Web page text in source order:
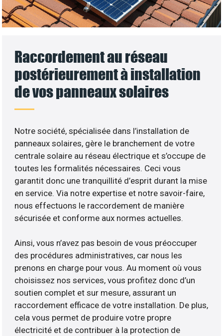
Raccordement au réseau
postérieurement à installation
de vos panneaux solaires
Notre société, spécialisée dans l’installation de
panneaux solaires, gère le branchement de votre
centrale solaire au réseau électrique et s’occupe de
toutes les formalités nécessaires. Ceci vous
garantit donc une tranquillité d’esprit durant la mise
en service. Via notre expertise et notre savoir-faire,
nous effectuons le raccordement de manière
sécurisée et conforme aux normes actuelles.
Ainsi, vous n’avez pas besoin de vous préoccuper
des procédures administratives, car nous les
prenons en charge pour vous. Au moment où vous
choisissez nos services, vous profitez donc d’un
soutien complet et sur mesure, assurant un
raccordement efficace de votre installation. De plus,
cela vous permet de produire votre propre
électricité et de contribuer à la protection de